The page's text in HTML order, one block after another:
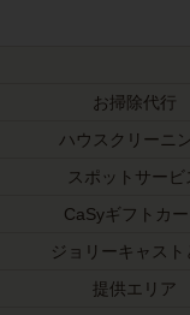
お掃除代行
ハウスクリーニ
スポットサービ
CaSyギフトカー
ジョリーキャスト
提供エリア